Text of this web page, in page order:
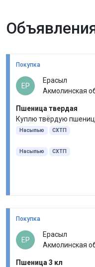
Покупка
ЕР
Ерасыл
Акмолинская
Пшеница твердая
Куплю твёрдую
Насыпью СХТП
Насыпью СХТП
Покупка
ЕР
Ерасыл
Акмолинская
Пшеница 3 кл